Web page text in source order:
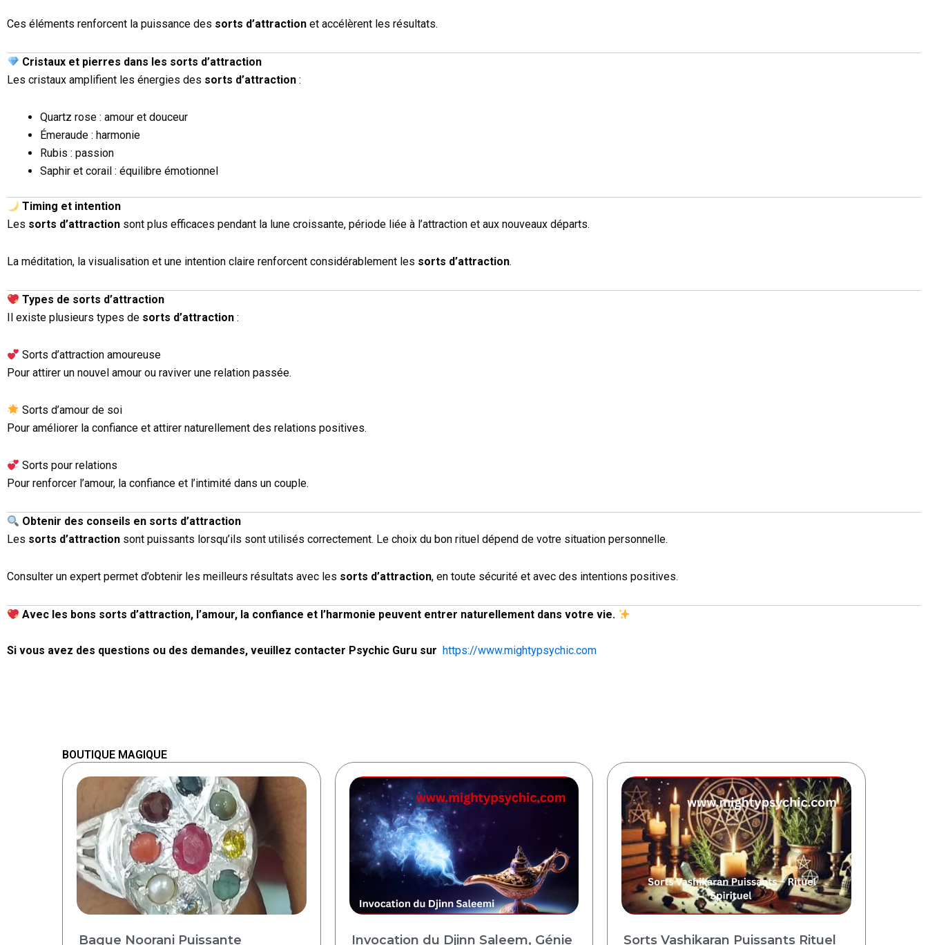
Ces éléments renforcent la puissance des sorts d’attraction et accélèrent les résultats.
Cristaux et pierres dans les sorts d’attraction
Les cristaux amplifient les énergies des sorts d’attraction :
Quartz rose : amour et douceur
Émeraude : harmonie
Rubis : passion
Saphir et corail : équilibre émotionnel
Timing et intention
Les sorts d’attraction sont plus efficaces pendant la lune croissante, période liée à l’attraction et aux nouveaux départs.
La méditation, la visualisation et une intention claire renforcent considérablement les sorts d’attraction.
Types de sorts d’attraction
Il existe plusieurs types de sorts d’attraction :
Sorts d’attraction amoureuse
Pour attirer un nouvel amour ou raviver une relation passée.
Sorts d’amour de soi
Pour améliorer la confiance et attirer naturellement des relations positives.
Sorts pour relations
Pour renforcer l’amour, la confiance et l’intimité dans un couple.
Obtenir des conseils en sorts d’attraction
Les sorts d’attraction sont puissants lorsqu’ils sont utilisés correctement. Le choix du bon rituel dépend de votre situation personnelle.
Consulter un expert permet d’obtenir les meilleurs résultats avec les sorts d’attraction, en toute sécurité et avec des intentions positives.
Avec les bons sorts d’attraction, l’amour, la confiance et l’harmonie peuvent entrer naturellement dans votre vie.
Si vous avez des questions ou des demandes, veuillez contacter Psychic Guru sur https://www.mightypsychic.com
BOUTIQUE MAGIQUE
Bague Noorani Puissante Invocation du Djinn Saleem, Génie Sorts Vashikaran Puissants Rituel